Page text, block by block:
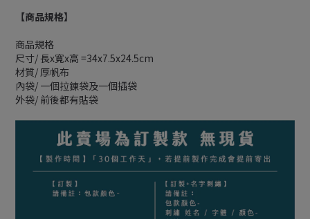
【商品規格】
商品規格
尺寸/ 長x寬x高 =34x7.5x24.5cm
材質/ 厚帆布
內袋/ 一個拉鍊袋及一個插袋
外袋/ 前後都有貼袋